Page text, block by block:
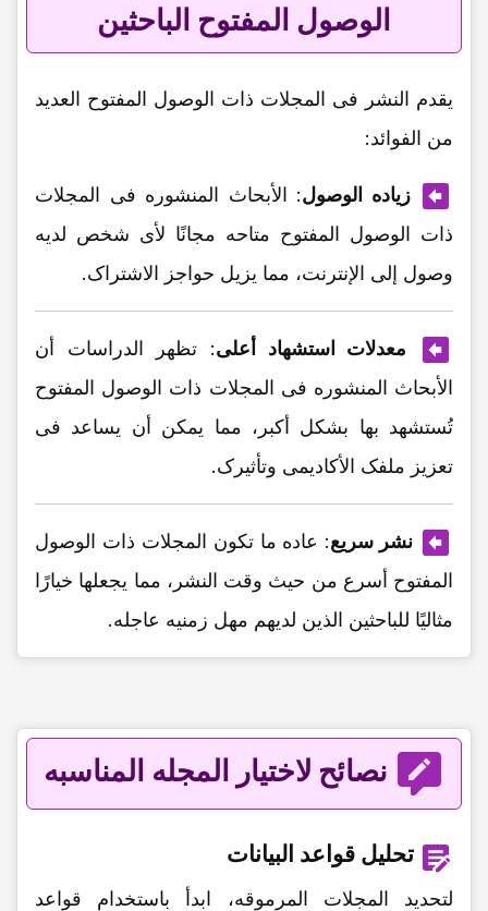
الوصول المفتوح الباحثین
یقدم النشر فی المجلات ذات الوصول المفتوح العدید
من الفوائد:
زیاده الوصول: الأبحاث المنشوره فی المجلات
ذات الوصول المفتوح متاحه مجانًا لأی شخص لدیه
وصول إلى الإنترنت، مما یزیل حواجز الاشتراک.
معدلات استشهاد أعلى: تظهر الدراسات أن
الأبحاث المنشوره فی المجلات ذات الوصول المفتوح
تُستشهد بها بشکل أکبر، مما یمکن أن یساعد فی
تعزیز ملفک الأکادیمی وتأثیرک.
نشر سریع: عاده ما تکون المجلات ذات الوصول
المفتوح أسرع من حیث وقت النشر، مما یجعلها خیارًا
مثالیًا للباحثین الذین لدیهم مهل زمنیه عاجله.
نصائح لاختیار المجله المناسبه
تحلیل قواعد البیانات
لتحدید المجلات المرموقه، ابدأ باستخدام قواعد